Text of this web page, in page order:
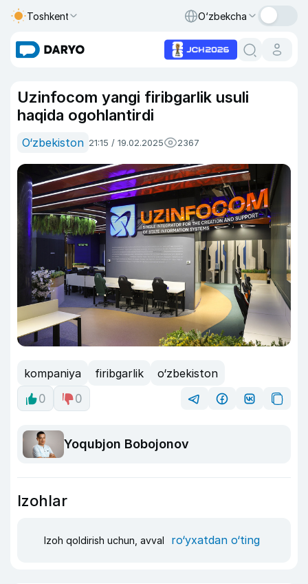
Toshkent O‘zbekcha
Uzinfocom yangi firibgarlik usuli
haqida ogohlantirdi
O‘zbekiston 21:15 / 19.02.2025 2367
kompaniya firibgarlik
o‘zbekiston
0
0
Yoqubjon Bobojonov
Izohlar
Izoh qoldirish uchun, avval ro‘yxatdan o‘ting